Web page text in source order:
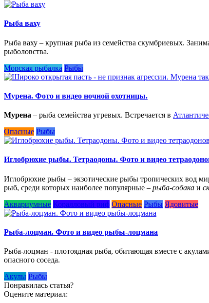
Рыба ваху
Рыба ваху – крупная рыба из семейства скумбриевых.
рыболовства.
Морская рыбалка Рыбы
Мурена. Фото и видео ночной охотницы.
Мурена – рыба семейства угревых. Встречается в
Опасные Рыбы
Иглобрюхие рыбы. Тетраодоны. Фото и видео
Иглобрюхие рыбы – экзотические рыбы тропических вод
рыб, среди которых наиболее популярные – рыба-собака и
Аквариумные Коралловый риф Опасные Рыбы Ядовитые
Рыба-лоцман. Фото и видео рыбы-лоцмана
Рыба-лоцман - плотоядная рыба, обитающая вместе с
опасного соседа.
Акулы Рыбы
Понравилась статья?
Оцените материал: